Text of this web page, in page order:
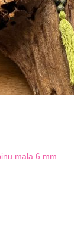
mala 6 mm